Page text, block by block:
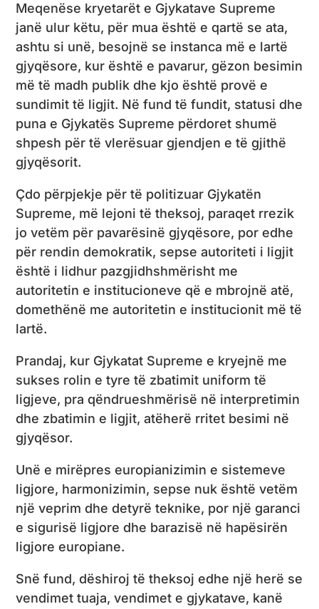
Meqenëse kryetarët e Gjykatave Supreme
janë ulur këtu, për mua është e qartë se ata,
ashtu si unë, besojnë se instanca më e lartë
gjyqësore, kur është e pavarur, gëzon besimin
më të madh publik dhe kjo është provë e
sundimit të ligjit. Në fund të fundit, statusi dhe
puna e Gjykatës Supreme përdoret shumë
shpesh për të vlerësuar gjendjen e të gjithë
gjyqësorit.
Çdo përpjekje për të politizuar Gjykatën
Supreme, më lejoni të theksoj, paraqet rrezik
jo vetëm për pavarësinë gjyqësore, por edhe
për rendin demokratik, sepse autoriteti i ligjit
është i lidhur pazgjidhshmërisht me
autoritetin e institucioneve që e mbrojnë atë,
domethënë me autoritetin e institucionit më të
lartë.
Prandaj, kur Gjykatat Supreme e kryejnë me
sukses rolin e tyre të zbatimit uniform të
ligjeve, pra qëndrueshmërisë në interpretimin
dhe zbatimin e ligjit, atëherë rritet besimi në
gjyqësor.
Unë e mirëpres europianizimin e sistemeve
ligjore, harmonizimin, sepse nuk është vetëm
një veprim dhe detyrë teknike, por një garanci
e sigurisë ligjore dhe barazisë në hapësirën
ligjore europiane.
Snë fund, dëshiroj të theksoj edhe një herë se
vendimet tuaja, vendimet e gjykatave, kanë